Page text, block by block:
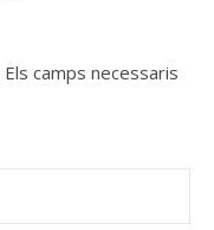
Els camps necessaris